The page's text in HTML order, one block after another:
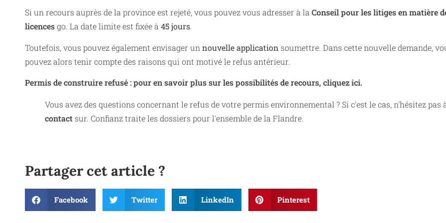
Si un recours auprès de la province est rejeté, vous pouvez vous adresser à laConseil pour les litiges en matière
licencesgo. La date limite est fixée à45 jours.
Toutefois, vous pouvez également envisager un nouvelle application soumettre. Dans cette nouvelle demande,
pouvez alors tenir compte des raisons qui ont motivé le refus antérieur.
Permis de construire refusé : pour en savoir plus sur les possibilités de recours, cliquez ici.
Vous avez des questions concernant le refus de votre permis environnemental ? Si c'est le cas, n'hésitez pas à
contact sur. Confianz traite les dossiers pour l'ensemble de la Flandre.
Partager cet article ?
Facebook Twitter LinkedIn Pinterest